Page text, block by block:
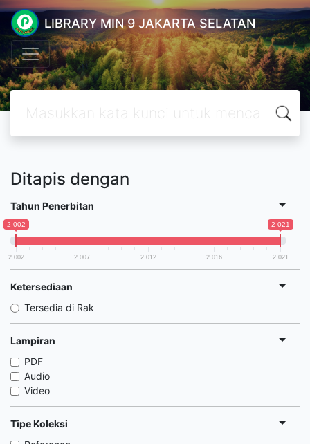
LIBRARY MIN 9 JAKARTA SELATAN
Ditapis dengan
Tahun Penerbitan
2 002 2 021
2 002 2 007 2 012 2 016 2 021
Ketersediaan
Tersedia di Rak
Lampiran
PDF
Audio
Video
Tipe Koleksi